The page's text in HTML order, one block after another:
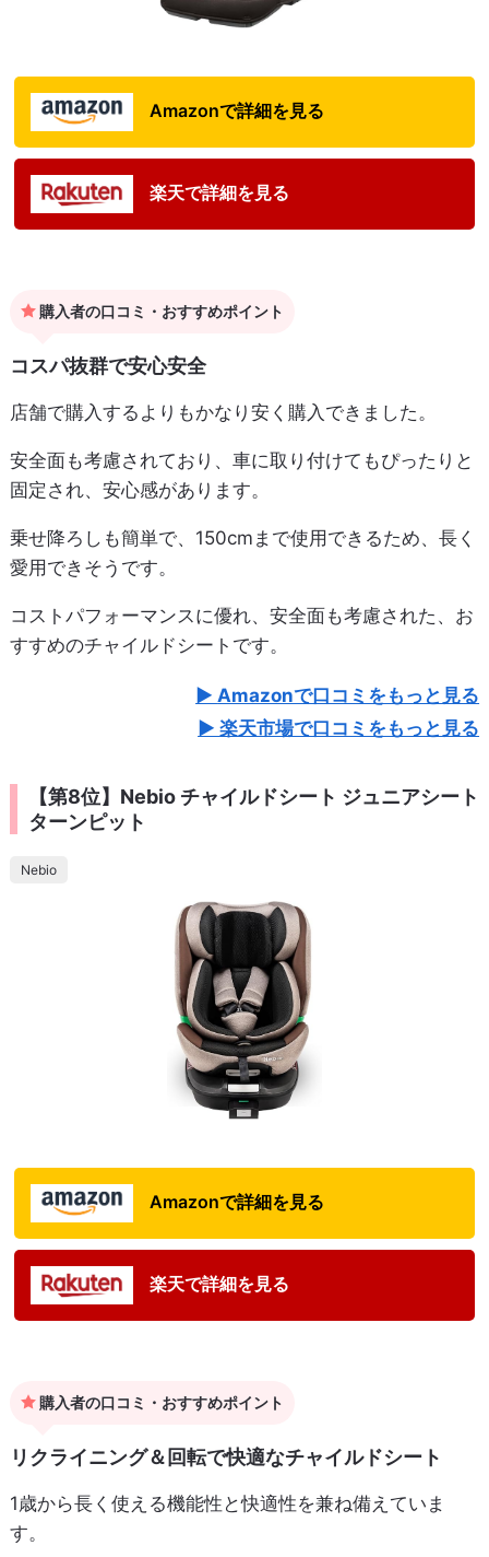
Amazonで詳細を見る
楽天で詳細を見る
購入者の口コミ・おすすめポイント
コスパ抜群で安心安全
店舗で購入するよりもかなり安く購入できました。
安全面も考慮されており、車に取り付けてもぴったりと
固定され、安心感があります。
乗せ降ろしも簡単で、150cmまで使用できるため、長く
愛用できそうです。
コストパフォーマンスに優れ、安全面も考慮された、お
すすめのチャイルドシートです。
Amazonで口コミをもっと見る
楽天市場で口コミをもっと見る
【第8位】Nebio チャイルドシート ジュニアシート
ターンピット
Nebio
Amazonで詳細を見る
楽天で詳細を見る
購入者の口コミ・おすすめポイント
リクライニング＆回転で快適なチャイルドシート
1歳から長く使える機能性と快適性を兼ね備えていま
す。